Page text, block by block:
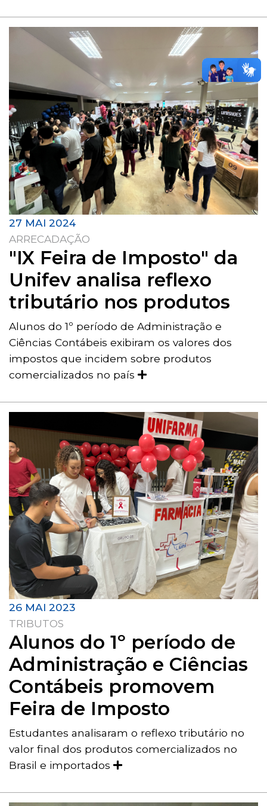
27 MAI 2024
ARRECADAÇÃO
"IX Feira de Imposto" da
Unifev analisa reflexo
tributário nos produtos
Alunos do 1º período de Administração e
Ciências Contábeis exibiram os valores dos
impostos que incidem sobre produtos
comercializados no país
26 MAI 2023
TRIBUTOS
Alunos do 1º período de
Administração e Ciências
Contábeis promovem
Feira de Imposto
Estudantes analisaram o reflexo tributário no
valor final dos produtos comercializados no
Brasil e importados